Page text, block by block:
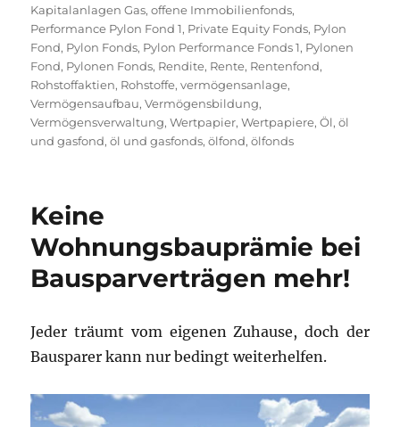
Kapitalanlagen Gas,offene Immobilienfonds,
Performance Pylon Fond 1, Private Equity Fonds, Pylon
Fond, Pylon Fonds, Pylon Performance Fonds 1, Pylonen
Fond, Pylonen Fonds, Rendite, Rente, Rentenfond,
Rohstoffaktien, Rohstoffe,vermögensanlage,
Vermögensaufbau,Vermögensbildung,
Vermögensverwaltung,Wertpapier,Wertpapiere,Öl,öl
und gasfond,öl und gasfonds,ölfond,ölfonds
Keine
Wohnungsbauprämie bei
Bausparverträgen mehr!
Jeder träumt vom eigenen Zuhause, doch der
Bausparer kann nur bedingt weiterhelfen.